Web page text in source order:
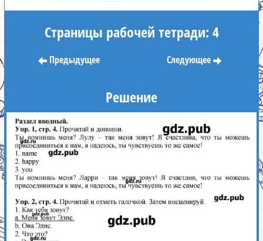
Страницы рабочей тетради: 4
Предыдущее Следующее
Решение